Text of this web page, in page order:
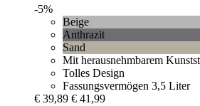
-5%
Beige
Anthrazit
Sand
Mit herausnehmbarem
Tolles Design
Fassungsvermögen 3,5 Liter
€ 39,89 € 41,99